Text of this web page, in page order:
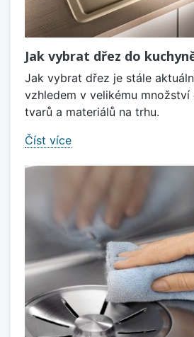
Jak vybrat dřez do
Jak vybrat dřez je stále
vzhledem v velikému množství
tvarů a materiálů na trhu.
Číst více